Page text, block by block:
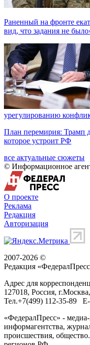
Раненный на фронте
вид, что задания не
урегулированию
План перемирия: Трамп
которое устроит РФ
все актуальные сюжеты
© Информационное
О проекте
Реклама
Редакция
Авторизация
2007-2026 ©
Редакция «ФедералПресс
Адрес для
127018, Россия, г.Москва,
Тел.+7(499) 112-35-89 E-
«ФедералПресс» -
информагентства,
происшествия,